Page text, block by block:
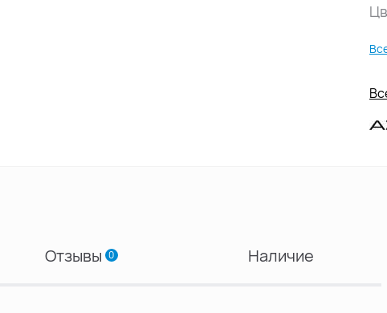
Отзывы 0 Наличие